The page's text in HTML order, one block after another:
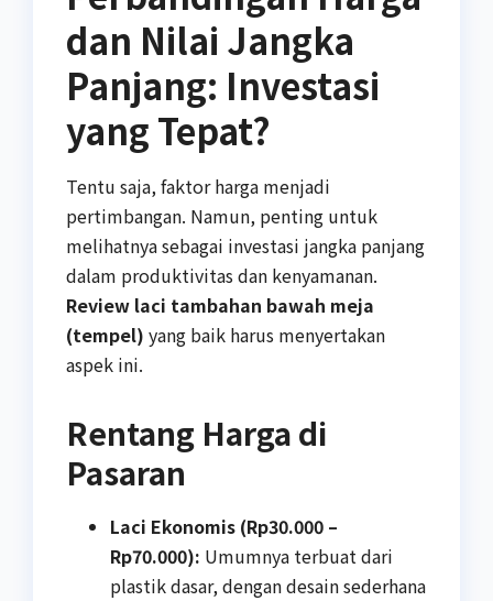
dan Nilai Jangka
Panjang: Investasi
yang Tepat?
Tentu saja, faktor harga menjadi
pertimbangan. Namun, penting untuk
melihatnya sebagai investasi jangka panjang
dalam produktivitas dan kenyamanan.
Review laci tambahan bawah meja
(tempel) yang baik harus menyertakan
aspek ini.
Rentang Harga di
Pasaran
Laci Ekonomis (Rp30.000 –
Rp70.000): Umumnya terbuat dari
plastik dasar, dengan desain sederhana